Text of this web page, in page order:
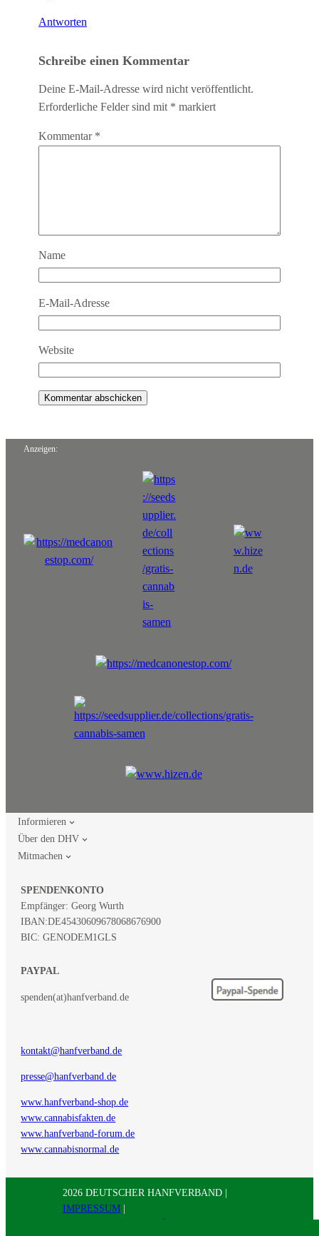
Antworten
Schreibe einen Kommentar
Deine E-Mail-Adresse wird nicht veröffentlicht.
Erforderliche Felder sind mit * markiert
Kommentar *
Name
E-Mail-Adresse
Website
Anzeigen:
Informieren
Über den DHV
Mitmachen
SPENDENKONTO
Empfänger: Georg Wurth
IBAN:DE45430609678068676900
BIC: GENODEM1GLS
PAYPAL
spenden(at)hanfverband.de
kontakt@hanfverband.de
presse@hanfverband.de
www.hanfverband-shop.de
www.cannabisfakten.de
www.hanfverband-forum.de
www.cannabisnormal.de
2026 DEUTSCHER HANFVERBAND |
IMPRESSUM |